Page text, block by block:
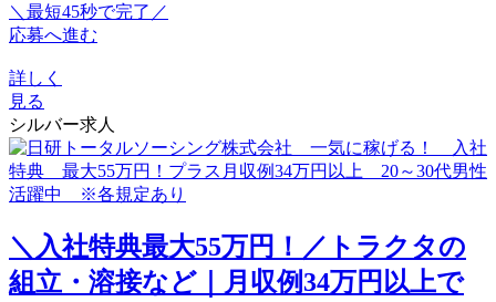
＼最短45秒で完了／
応募へ進む
詳しく
見る
シルバー求人
＼入社特典最大55万円！／トラクタの
組立・溶接など｜月収例34万円以上で